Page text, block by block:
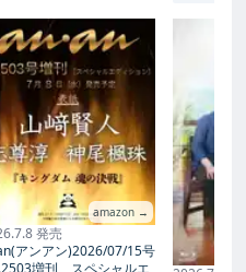
amazon →
発売
アンアン)2026/07/15号